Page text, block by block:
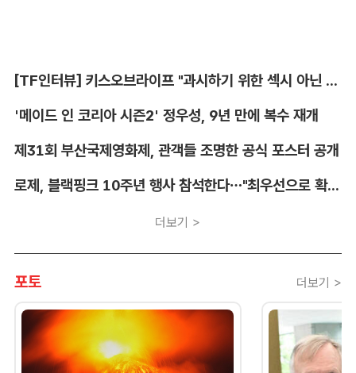
[TF인터뷰] 키스오브라이프 "과시하기 위한 섹시 아닌 당당함"
'메이드 인 코리아 시즌2' 정우성, 9년 만에 복수 재개
제31회 부산국제영화제, 관객들 조명한 공식 포스터 공개
로제, 블랙핑크 10주년 행사 참석한다…"최우선으로 확정"
더보기 >
포토 더보기 >